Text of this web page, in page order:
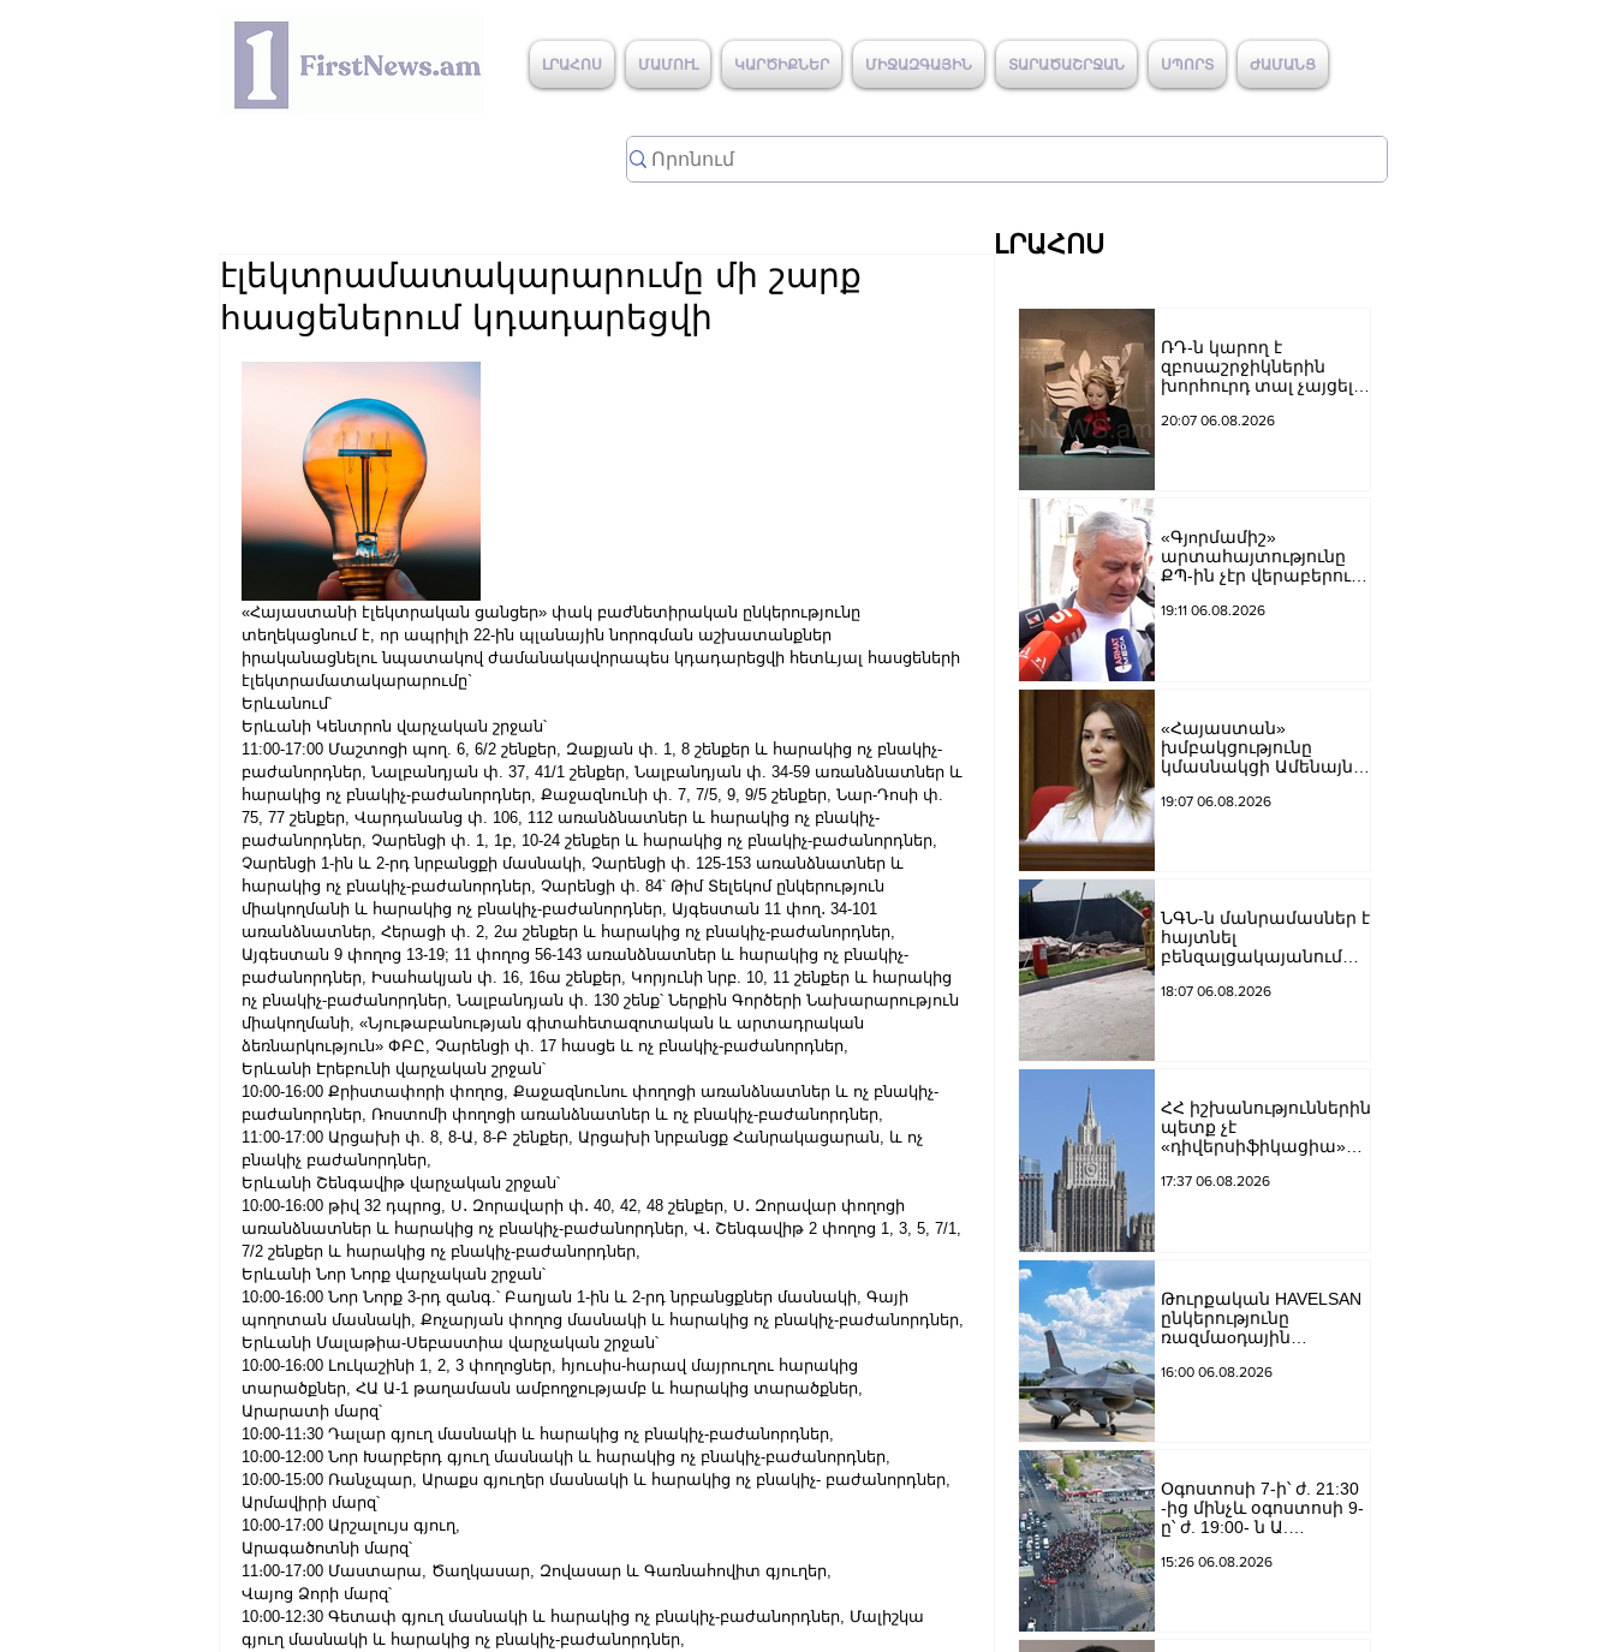
ԼՐԱՀՈՍ ՄԱՄՈՒԼ ԿԱՐԾԻՔՆԵՐ ՄԻՋԱԶԳԱՅԻՆ ՏԱՐԱԾԱՇՐՋԱՆ ՍՊՈՐՏ ԺԱՄԱՆՑ
էլեկտրամատակարարումը մի շարք
հասցեներում կդադարեցվի
«Հայաստանի էլեկտրական ցանցեր» փակ բաժնետիրական ընկերությունը
տեղեկացնում է, որ ապրիլի 22-ին պլանային նորոգման աշխատանքներ
իրականացնելու նպատակով ժամանակավորապես կդադարեցվի հետևյալ հասցեների
էլեկտրամատակարարումը`
Երևանում՝
Երևանի Կենտրոն վարչական շրջան՝
11:00-17:00 Մաշտոցի պող. 6, 6/2 շենքեր, Զաքյան փ. 1, 8 շենքեր և հարակից ոչ բնակիչ-
բաժանորդներ, Նալբանդյան փ. 37, 41/1 շենքեր, Նալբանդյան փ. 34-59 առանձնատներ և
հարակից ոչ բնակիչ-բաժանորդներ, Քաջազնունի փ. 7, 7/5, 9, 9/5 շենքեր, Նար-Դոսի փ.
75, 77 շենքեր, Վարդանանց փ. 106, 112 առանձնատներ և հարակից ոչ բնակիչ-
բաժանորդներ, Չարենցի փ. 1, 1բ, 10-24 շենքեր և հարակից ոչ բնակիչ-բաժանորդներ,
Չարենցի 1-ին և 2-րդ նրբանցքի մասնակի, Չարենցի փ. 125-153 առանձնատներ և
հարակից ոչ բնակիչ-բաժանորդներ, Չարենցի փ. 84՝ Թիմ Տելեկոմ ընկերություն
միակողմանի և հարակից ոչ բնակիչ-բաժանորդներ, Այգեստան 11 փող․ 34-101
առանձնատներ, Հերացի փ. 2, 2ա շենքեր և հարակից ոչ բնակիչ-բաժանորդներ,
Այգեստան 9 փողոց 13-19; 11 փողոց 56-143 առանձնատներ և հարակից ոչ բնակիչ-
բաժանորդներ, Իսահակյան փ. 16, 16ա շենքեր, Կորյունի նրբ. 10, 11 շենքեր և հարակից
ոչ բնակիչ-բաժանորդներ, Նալբանդյան փ. 130 շենք՝ Ներքին Գործերի Նախարարություն
միակողմանի, «Նյութաբանության գիտահետազոտական և արտադրական
ձեռնարկություն» ՓԲԸ, Չարենցի փ. 17 հասցե և ոչ բնակիչ-բաժանորդներ,
Երևանի Էրեբունի վարչական շրջան՝
10։00-16։00 Քրիստափորի փողոց, Քաջազնունու փողոցի առանձնատներ և ոչ բնակիչ-
բաժանորդներ, Ռոստոմի փողոցի առանձնատներ և ոչ բնակիչ-բաժանորդներ,
11:00-17:00 Արցախի փ. 8, 8-Ա, 8-Բ շենքեր, Արցախի նրբանցք Հանրակացարան, և ոչ
բնակիչ բաժանորդներ,
Երևանի Շենգավիթ վարչական շրջան՝
10։00-16։00 թիվ 32 դպրոց, Ս․ Զորավարի փ․ 40, 42, 48 շենքեր, Ս․ Զորավար փողոցի
առանձնատներ և հարակից ոչ բնակիչ-բաժանորդներ, Վ․ Շենգավիթ 2 փողոց 1, 3, 5, 7/1,
7/2 շենքեր և հարակից ոչ բնակիչ-բաժանորդներ,
Երևանի Նոր Նորք վարչական շրջան՝
10։00-16։00 Նոր Նորք 3-րդ զանգ.՝ Բաղյան 1-ին և 2-րդ նրբանցքներ մասնակի, Գայի
պողոտան մասնակի, Քոչարյան փողոց մասնակի և հարակից ոչ բնակիչ-բաժանորդներ,
Երևանի Մալաթիա-Սեբաստիա վարչական շրջան՝
10։00-16։00 Լուկաշինի 1, 2, 3 փողոցներ, հյուսիս-հարավ մայրուղու հարակից
տարածքներ, ՀԱ Ա-1 թաղամասն ամբողջությամբ և հարակից տարածքներ,
Արարատի մարզ՝
10։00-11։30 Դալար գյուղ մասնակի և հարակից ոչ բնակիչ-բաժանորդներ,
10։00-12։00 Նոր Խարբերդ գյուղ մասնակի և հարակից ոչ բնակիչ-բաժանորդներ,
10։00-15։00 Ռանչպար, Արաքս գյուղեր մասնակի և հարակից ոչ բնակիչ- բաժանորդներ,
Արմավիրի մարզ՝
10։00-17։00 Արշալույս գյուղ,
Արագածոտնի մարզ՝
11։00-17։00 Մաստարա, Ծաղկասար, Զովասար և Գառնահովիտ գյուղեր,
Վայոց Ձորի մարզ՝
10։00-12։30 Գետափ գյուղ մասնակի և հարակից ոչ բնակիչ-բաժանորդներ, Մալիշկա
գյուղ մասնակի և հարակից ոչ բնակիչ-բաժանորդներ,
ԼՐԱՀՈՍ
ՌԴ-ն կարող է
զբոսաշրջիկներին
խորհուրդ տալ չայցելել
ռուսաստանցիների
20:07 06.08.2026
«Գյnրմամիշ»
արտահայտությունը
ՔՊ-ին չէր վերաբերում,
խլnղներին էր
19:11 06.08.2026
«Հայաստան»
խմբակցությունը
կմասնակցի Ամենայն
դատավարությանը․
19:07 06.08.2026
ՆԳՆ-ն մանրամասներ է
հայտնել
բենզալցակայանում
պայթյունից
18:07 06.08.2026
ՀՀ իշխանություններին
պետք չէ
«դիվերսիֆիկացիա»
շրջադարձը դեպի ՌԴ-
17:37 06.08.2026
Թուրքական HAVELSAN
ընկերությունը
ռազմաoդային
կառավարման
16:00 06.08.2026
Օգոստոսի 7-ի՝ ժ. 21:30
-ից մինչև օգոստոսի 9-
ը՝ ժ. 19:00- ն Ա.
Մանկավարժական
15:26 06.08.2026